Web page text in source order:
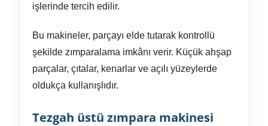
işlerinde tercih edilir.
Bu makineler, parçayı elde tutarak kontrollü
şekilde zımparalama imkânı verir. Küçük ahşap
parçalar, çıtalar, kenarlar ve açılı yüzeylerde
oldukça kullanışlıdır.
Tezgah üstü zımpara makinesi